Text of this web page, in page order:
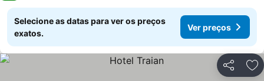
Selecione as datas para ver os preços
exatos.
Ver preços
Partilhar